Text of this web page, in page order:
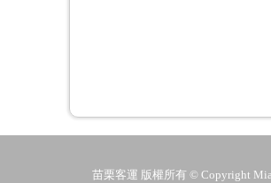
苗栗客運 版權所有 © Copyright